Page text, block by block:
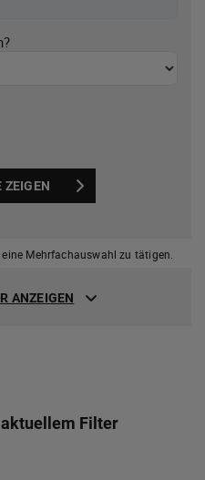
ZEIGEN
Mehrfachauswahl zu tätigen.
ANZEIGEN
Filter